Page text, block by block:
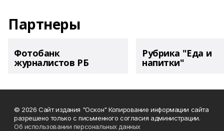
Партнеры
Фотобанк
журналистов РБ
Рубрика "Еда и
напитки"
© 2026 Сайт издания "Оскон" Копирование информации сайта
разрешено только с письменного согласия администрации.
Об использовании персональных данных